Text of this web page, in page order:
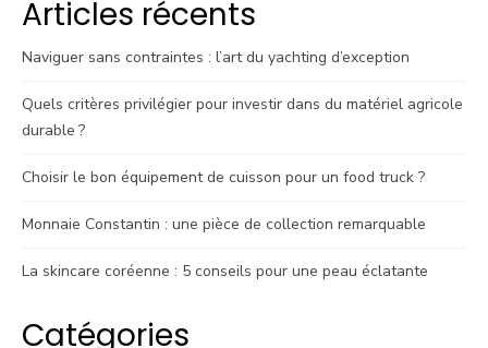
Articles récents
Naviguer sans contraintes : l’art du yachting d’exception
Quels critères privilégier pour investir dans du matériel agricole
durable ?
Choisir le bon équipement de cuisson pour un food truck ?
Monnaie Constantin : une pièce de collection remarquable
La skincare coréenne : 5 conseils pour une peau éclatante
Catégories